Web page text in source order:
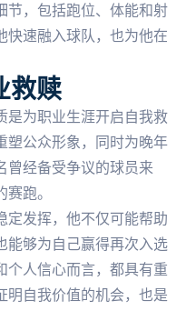
节，包括跑位、体能和射
快速融入球队，也为他在
救赎
是为职业生涯开启自我救
塑公众形象，同时为晚年
曾经备受争议的球员来
跑。
定发挥，他不仅可能帮助
能够为自己赢得再次入选
个人信心而言，都具有重
明自我价值的机会，也是